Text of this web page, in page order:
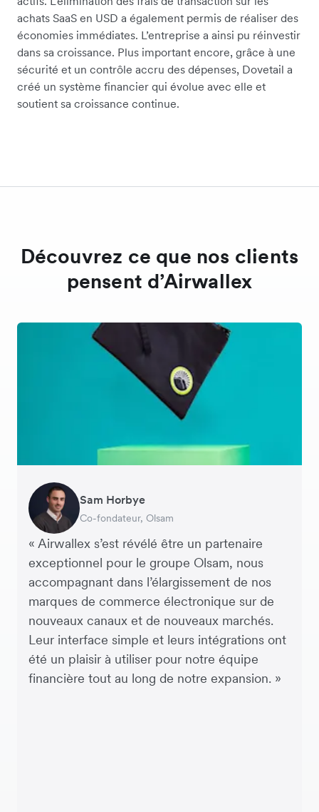
achats SaaS en USD a également permis de réaliser des
économies immédiates. L’entreprise a ainsi pu réinvestir
dans sa croissance. Plus important encore, grâce à une
sécurité et un contrôle accru des dépenses, Dovetail a
créé un système financier qui évolue avec elle et
soutient sa croissance continue.
Découvrez ce que nos clients
pensent d’Airwallex
« Airwallex s’est révélé être un partenaire
exceptionnel pour le groupe Olsam, nous
accompagnant dans l’élargissement de nos
marques de commerce électronique sur de
nouveaux canaux et de nouveaux marchés.
Leur interface simple et leurs intégrations ont
été un plaisir à utiliser pour notre équipe
financière tout au long de notre expansion. »
Sam Horbye
Co-fondateur, Olsam
Meera
Directrice financiere, ME + EM
Rupert
Directeur Général, Perspective Pictures
Thomas Adams
Fondateur et PDG, Brandbassador
Edle Tenden
Co-fondatrice, Mobile Transaction
Responsable de la chaîne
d’approvisionnement, Miss Patisserie
Francois Schramek
Co-Founder, Dropterra